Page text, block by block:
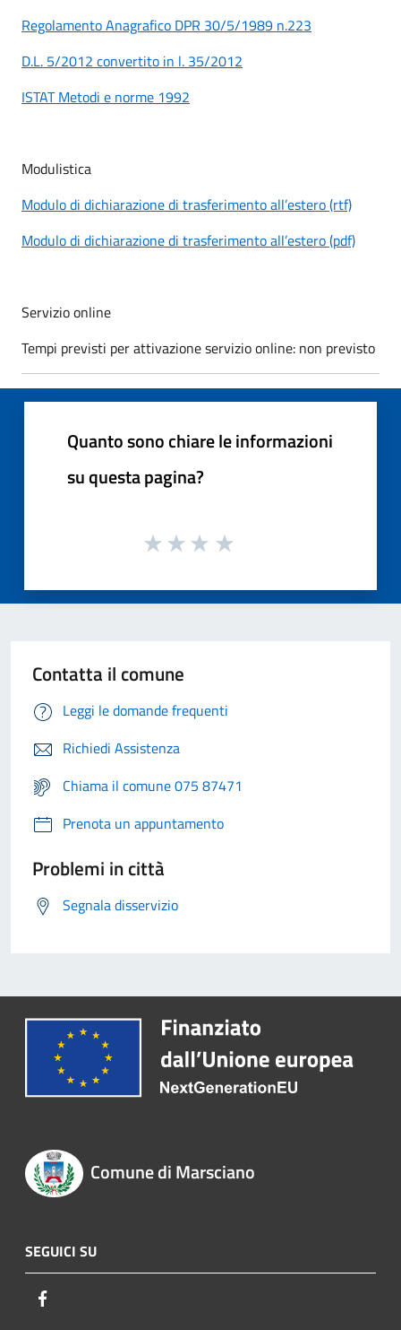
Regolamento Anagrafico DPR 30/5/1989 n.223
D.L. 5/2012 convertito in l. 35/2012
ISTAT Metodi e norme 1992
Modulistica
Modulo di dichiarazione di trasferimento all’estero (rtf)
Modulo di dichiarazione di trasferimento all’estero (pdf)
Servizio online
Tempi previsti per attivazione servizio online: non previsto
Quanto sono chiare le informazioni
su questa pagina?
Contatta il comune
Leggi le domande frequenti
Richiedi Assistenza
Chiama il comune 075 87471
Prenota un appuntamento
Problemi in città
Segnala disservizio
Comune di Marsciano
SEGUICI SU